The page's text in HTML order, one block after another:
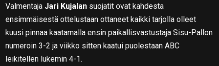
Valmentaja Jari Kujalan suojatit ovat kahdesta
ensimmäisestä ottelustaan ottaneet kaikki tarjolla olleet
kuusi pinnaa kaatamalla ensin paikallisvastustaja Sisu-Pallon
numeroin 3-2 ja viikko sitten kaatui puolestaan ABC
leikitellen lukemin 4-1.